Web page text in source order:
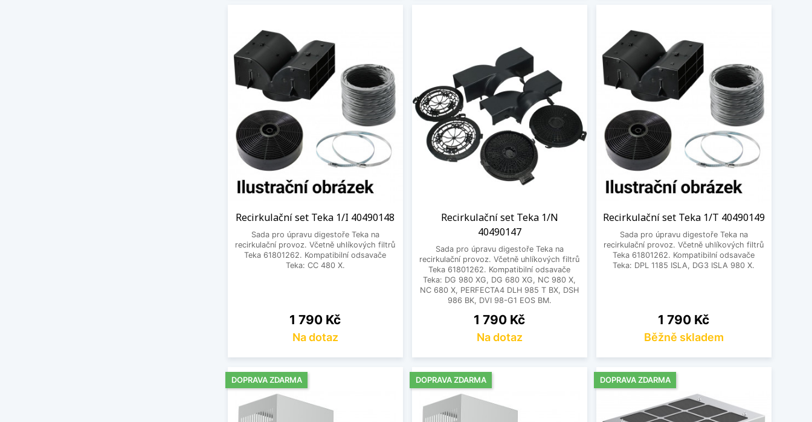
Recirkulační set Teka 1/I 40490148
Sada pro úpravu digestoře Teka na
recirkulační provoz. Včetně uhlíkových filtrů
Teka 61801262. Kompatibilní odsavače
Teka: CC 480 X.
Cena
1 790 Kč
Na dotaz
Recirkulační set Teka 1/N
40490147
Sada pro úpravu digestoře Teka na
recirkulační provoz. Včetně uhlíkových filtrů
Teka 61801262. Kompatibilní odsavače
Teka: DG 980 XG, DG 680 XG, NC 980 X,
NC 680 X, PERFECTA4 DLH 985 T BX, DSH
986 BK, DVI 98-G1 EOS BM.
Cena
1 790 Kč
Na dotaz
Recirkulační set Teka 1/T 40490149
Sada pro úpravu digestoře Teka na
recirkulační provoz. Včetně uhlíkových filtrů
Teka 61801262. Kompatibilní odsavače
Teka: DPL 1185 ISLA, DG3 ISLA 980 X.
Cena
1 790 Kč
Běžně skladem
DOPRAVA ZDARMA DOPRAVA ZDARMA DOPRAVA ZDARMA